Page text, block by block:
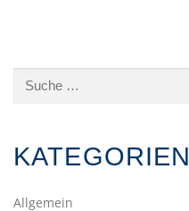
Suche
KATEGORIEN
Allgemein